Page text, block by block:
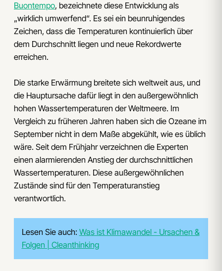
Buontempo, bezeichnete diese Entwicklung als
„wirklich umwerfend“. Es sei ein beunruhigendes
Zeichen, dass die Temperaturen kontinuierlich über
dem Durchschnitt liegen und neue Rekordwerte
erreichen.
Die starke Erwärmung breitete sich weltweit aus, und
die Hauptursache dafür liegt in den außergewöhnlich
hohen Wassertemperaturen der Weltmeere. Im
Vergleich zu früheren Jahren haben sich die Ozeane im
September nicht in dem Maße abgekühlt, wie es üblich
wäre. Seit dem Frühjahr verzeichnen die Experten
einen alarmierenden Anstieg der durchschnittlichen
Wassertemperaturen. Diese außergewöhnlichen
Zustände sind für den Temperaturanstieg
verantwortlich.
Lesen Sie auch: Was ist Klimawandel - Ursachen &
Folgen | Cleanthinking